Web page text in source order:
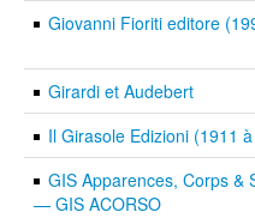
Giovanni Fioriti editore
Girardi et Audebert
Il Girasole Edizioni (1911
GIS Apparences, Corps
— GIS ACORSO